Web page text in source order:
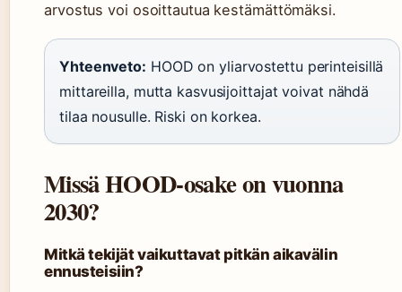
arvostus voi osoittautua kestämättömäksi.
Yhteenveto: HOOD on yliarvostettu perinteisillä
mittareilla, mutta kasvusijoittajat voivat nähdä
tilaa nousulle. Riski on korkea.
Missä HOOD-osake on vuonna
2030?
Mitkä tekijät vaikuttavat pitkän aikavälin
ennusteisiin?